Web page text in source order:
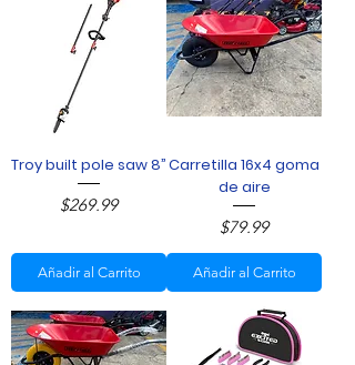
Troy built pole saw 8”
Precio
$269.99
Añadir al Carrito
Carretilla 16x4 goma
de aire
Precio
$79.99
Añadir al Carrito